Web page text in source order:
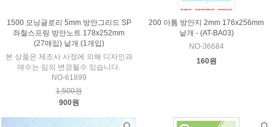
1500 모닝글로리 5mm 방안그리드 SP
좌철스프링 방안노트 178x252mm
(27매입) 낱개 (1개입)
본 상품은 제조사 사정에 의해 디자인과
매수는 임의 변경될수 있습니다.
NO-61899
1,500원
900원
200 아톰 방안지 2mm 176x256mm
낱개 - (AT-BA03)
NO-36684
160원